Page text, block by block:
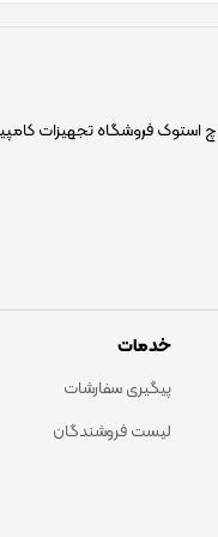
استوک فروشگاه تجهیزات
خدمات
پیگیری سفارشات
لیست فروشندگان